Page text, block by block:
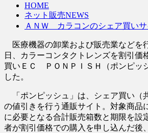
HOME
ネット販売NEWS
ＡＮＷ カラコンのシェア買い
医療機器の卸業および販売業などを
日、カラーコンタクトレンズを割引価
買いＥＣ ＰＯＮＰＩＳＨ（ポンピッ
した。
「ポンピッシュ」は、シェア買い（
の値引きを行う通販サイト。対象商品
に必要となる合計販売箱数と期限を設
者が割引価格での購入を申し込んだ後